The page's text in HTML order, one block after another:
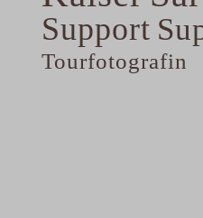
Support
Tourfotografin